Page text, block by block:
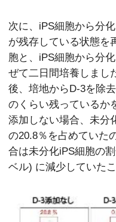
次に、iPS細胞から分
が残存している状態を
胞と、iPS細胞から分
ぜて二日間培養しまし
後、培地からD-3を除
のくらい残っているか
添加しない場合、未分
の20.8％を占めていた
合は未分化iPS細胞の
ベル) に減少していた